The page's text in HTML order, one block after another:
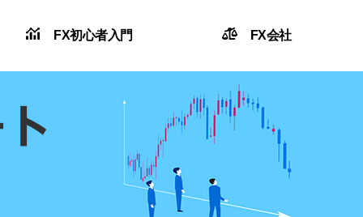
FX初心者入門 FX会社